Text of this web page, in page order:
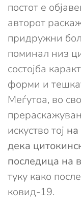
постот е
авторот
придружни
поминал низ
состојба
форми и
Меѓутоа, во
искуство тој на
дека
последица на
туку како
ковид-19.